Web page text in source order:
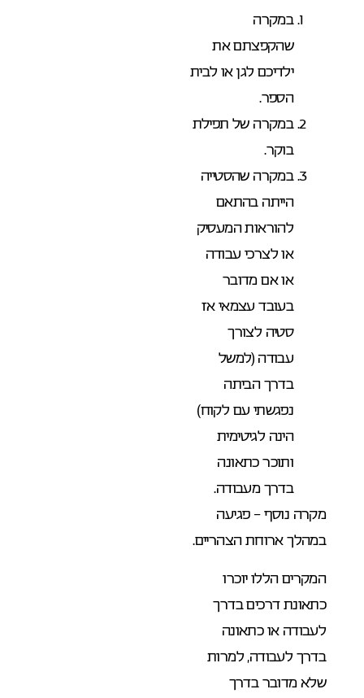
במקרה
שהקפצתם את
ילדיכם לגן או לבית
הספר.
במקרה של תפילת
בוקר.
במקרה שהסטייה
הייתה בהתאם
להוראות המעסיק
או לצרכי עבודה
או אם מדובר
בעובד עצמאי אז
סטיה לצורך
עבודה (למשל
בדרך הביתה
נפגשתי עם לקוח)
הינה לגיטימית
ותוכר כתאונה
בדרך מעבודה.
מקרה נוסף – פגיעה
במהלך ארוחת הצהריים.
המקרים הללו יוכרו
כתאונת דרכים בדרך
לעבודה או כתאונה
בדרך לעבודה, למרות
שלא מדובר בדרך